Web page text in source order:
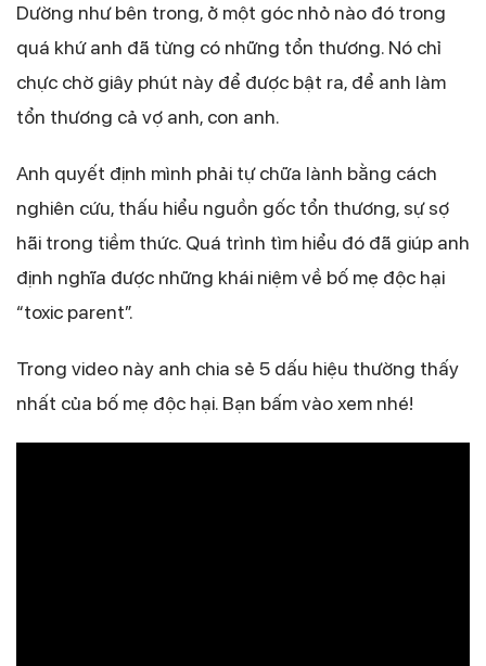
Dường như bên trong, ở một góc nhỏ nào đó trong
quá khứ anh đã từng có những tổn thương. Nó chỉ
chực chờ giây phút này để được bật ra, để anh làm
tổn thương cả vợ anh, con anh.
Anh quyết định mình phải tự chữa lành bằng cách
nghiên cứu, thấu hiểu nguồn gốc tổn thương, sự sợ
hãi trong tiềm thức. Quá trình tìm hiểu đó đã giúp anh
định nghĩa được những khái niệm về bố mẹ độc hại
“toxic parent”.
Trong video này anh chia sẻ 5 dấu hiệu thường thấy
nhất của bố mẹ độc hại. Bạn bấm vào xem nhé!